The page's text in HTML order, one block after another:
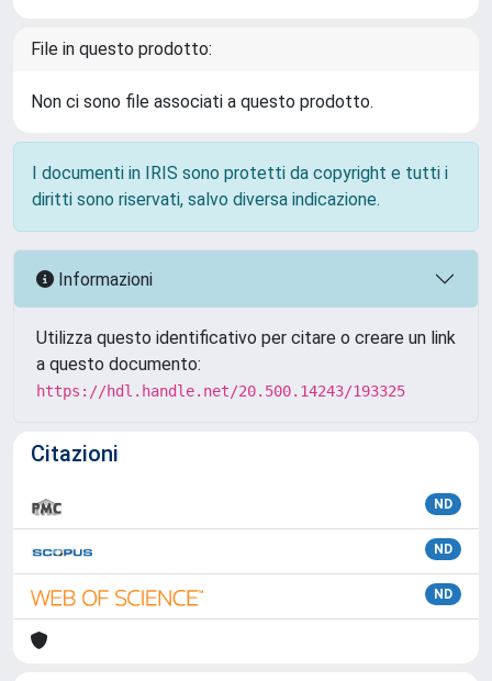
File in questo prodotto:
Non ci sono file associati a questo prodotto.
I documenti in IRIS sono protetti da copyright e tutti i
diritti sono riservati, salvo diversa indicazione.
Informazioni
Utilizza questo identificativo per citare o creare un link
a questo documento:
https://hdl.handle.net/20.500.14243/193325
Citazioni
ND
ND
ND